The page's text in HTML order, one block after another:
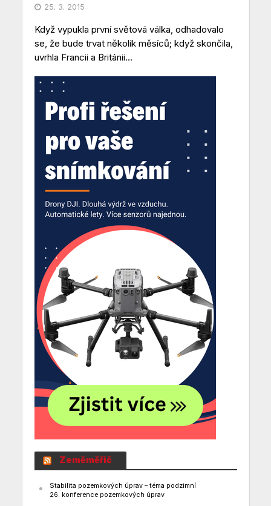
25. 3. 2015
Když vypukla první světová válka, odhadovalo
se, že bude trvat několik měsíců; když skončila,
uvrhla Francii a Británii...
Zeměměřič
Stabilita pozemkových úprav – téma podzimní
26. konference pozemkových úprav